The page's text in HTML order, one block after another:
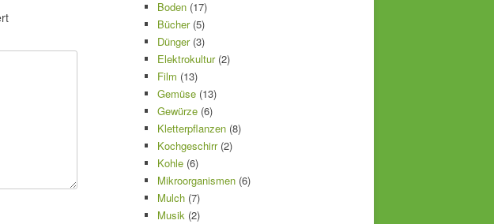
Boden (17)
Bücher(5)
Dünger(3)
Elektrokultur(2)
Film (13)
Gemüse (13)
Gewürze (6)
Kletterpflanzen (8)
Kochgeschirr(2)
Kohle (6)
Mikroorganismen (6)
Mulch (7)
Musik (2)